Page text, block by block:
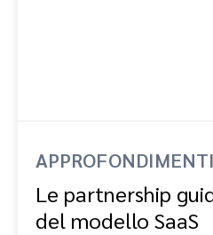
APPROFONDIMENTI
Le partnership
del modello SaaS